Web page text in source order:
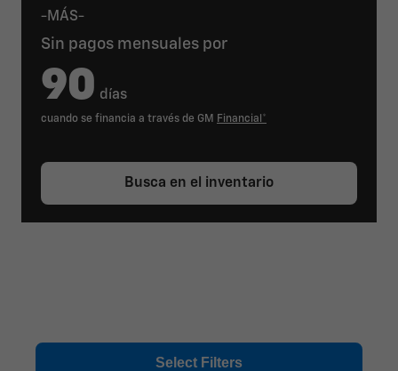
-MÁS-
Sin pagos mensuales por
90 días
cuando se financia a través de GM Financial*
Busca en el inventario
Select Filters